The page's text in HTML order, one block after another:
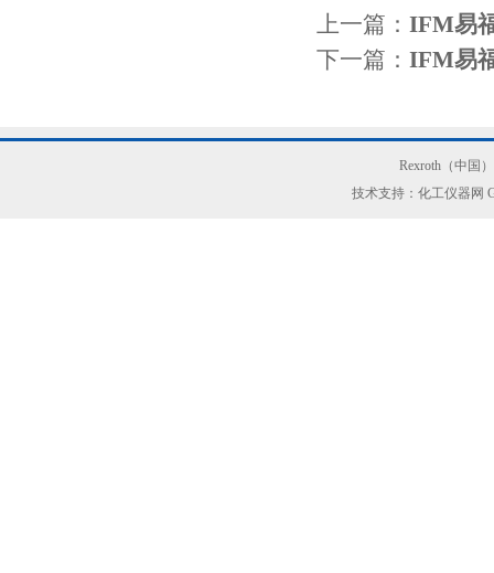
上一篇： IFM易
下一篇： IFM易
Rexroth（中国
技术支持：化工仪器网